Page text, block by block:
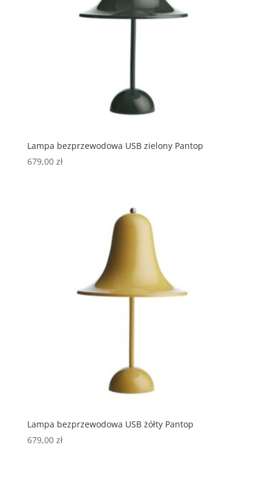
Lampa bezprzewodowa USB zielony Pantop
679,00 zł
Lampa bezprzewodowa USB żółty Pantop
679,00 zł